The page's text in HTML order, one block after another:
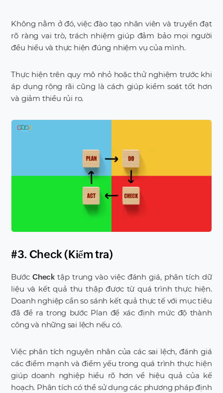
Không nằm ở đó, việc đào tạo nhân viên và truyền đạt
rõ ràng vai trò, trách nhiệm giúp đảm bảo mọi người
đều hiểu và thực hiện đúng nhiệm vụ của mình.
Thực hiện trên quy mô nhỏ hoặc thử nghiệm trước khi
áp dụng rộng rãi cũng là cách giúp kiểm soát tốt hơn
và giảm thiểu rủi ro.
#3. Check (Kiểm tra)
Bước Checktập trung vào việc đánh giá, phân tích dữ
liệu và kết quả thu thập được từ quá trình thực hiện.
Doanh nghiệp cần so sánh kết quả thực tế với mục tiêu
đã đề ra trong bước Plan để xác định mức độ thành
công và những sai lệch nếu có.
Việc phân tích nguyên nhân của các sai lệch, đánh giá
các điểm mạnh và điểm yếu trong quá trình thực hiện
giúp doanh nghiệp hiểu rõ hơn về hiệu quả của kế
hoạch. Phân tích có thể sử dụng các phương pháp định